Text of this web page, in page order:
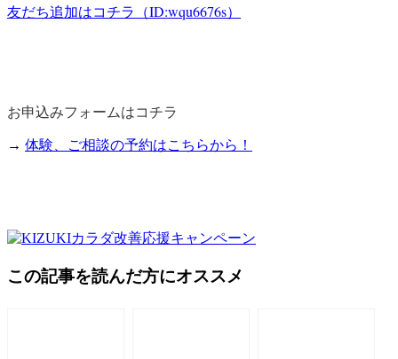
友だち追加はコチラ（ID:wqu6676s）
お申込みフォームはコチラ
→ 体験、ご相談の予約はこちらから！
この記事を読んだ方にオススメ